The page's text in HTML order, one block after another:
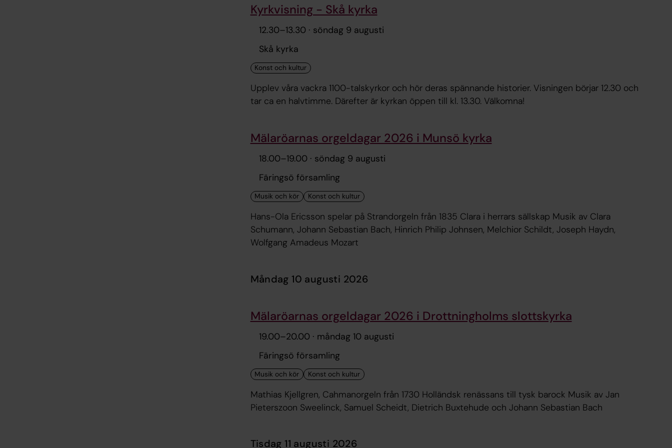
Kyrkvisning - Skå kyrka
12.30–13.30 · söndag 9 augusti
Skå kyrka
Upplev våra vackra 1100-talskyrkor och hör deras spännande historier. Visningen börjar 12.30 och
tar ca en halvtimme. Därefter är kyrkan öppen till kl. 13.30. Välkomna!
Mälaröarnas orgeldagar 2026 i Munsö kyrka
18.00–19.00 · söndag 9 augusti
Färingsö församling
Hans-Ola Ericsson spelar på Strandorgeln från 1835 Clara i herrars sällskap Musik av Clara
Schumann, Johann Sebastian Bach, Hinrich Philip Johnsen, Melchior Schildt, Joseph Haydn,
Wolfgang Amadeus Mozart
måndag 10 augusti 2026
Mälaröarnas orgeldagar 2026 i Drottningholms slottskyrka
19.00–20.00 · måndag 10 augusti
Färingsö församling
Mathias Kjellgren, Cahmanorgeln från 1730 Holländsk renässans till tysk barock Musik av Jan
Pieterszoon Sweelinck, Samuel Scheidt, Dietrich Buxtehude och Johann Sebastian Bach
tisdag 11 augusti 2026